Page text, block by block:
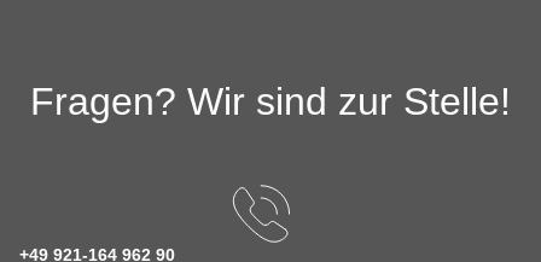
Fragen? Wir sind zur Stelle!
+49 921-164 962 90